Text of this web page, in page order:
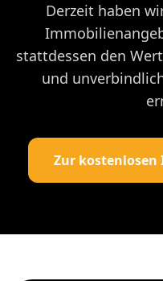
Derzeit haben
stattdessen den
und
Zur